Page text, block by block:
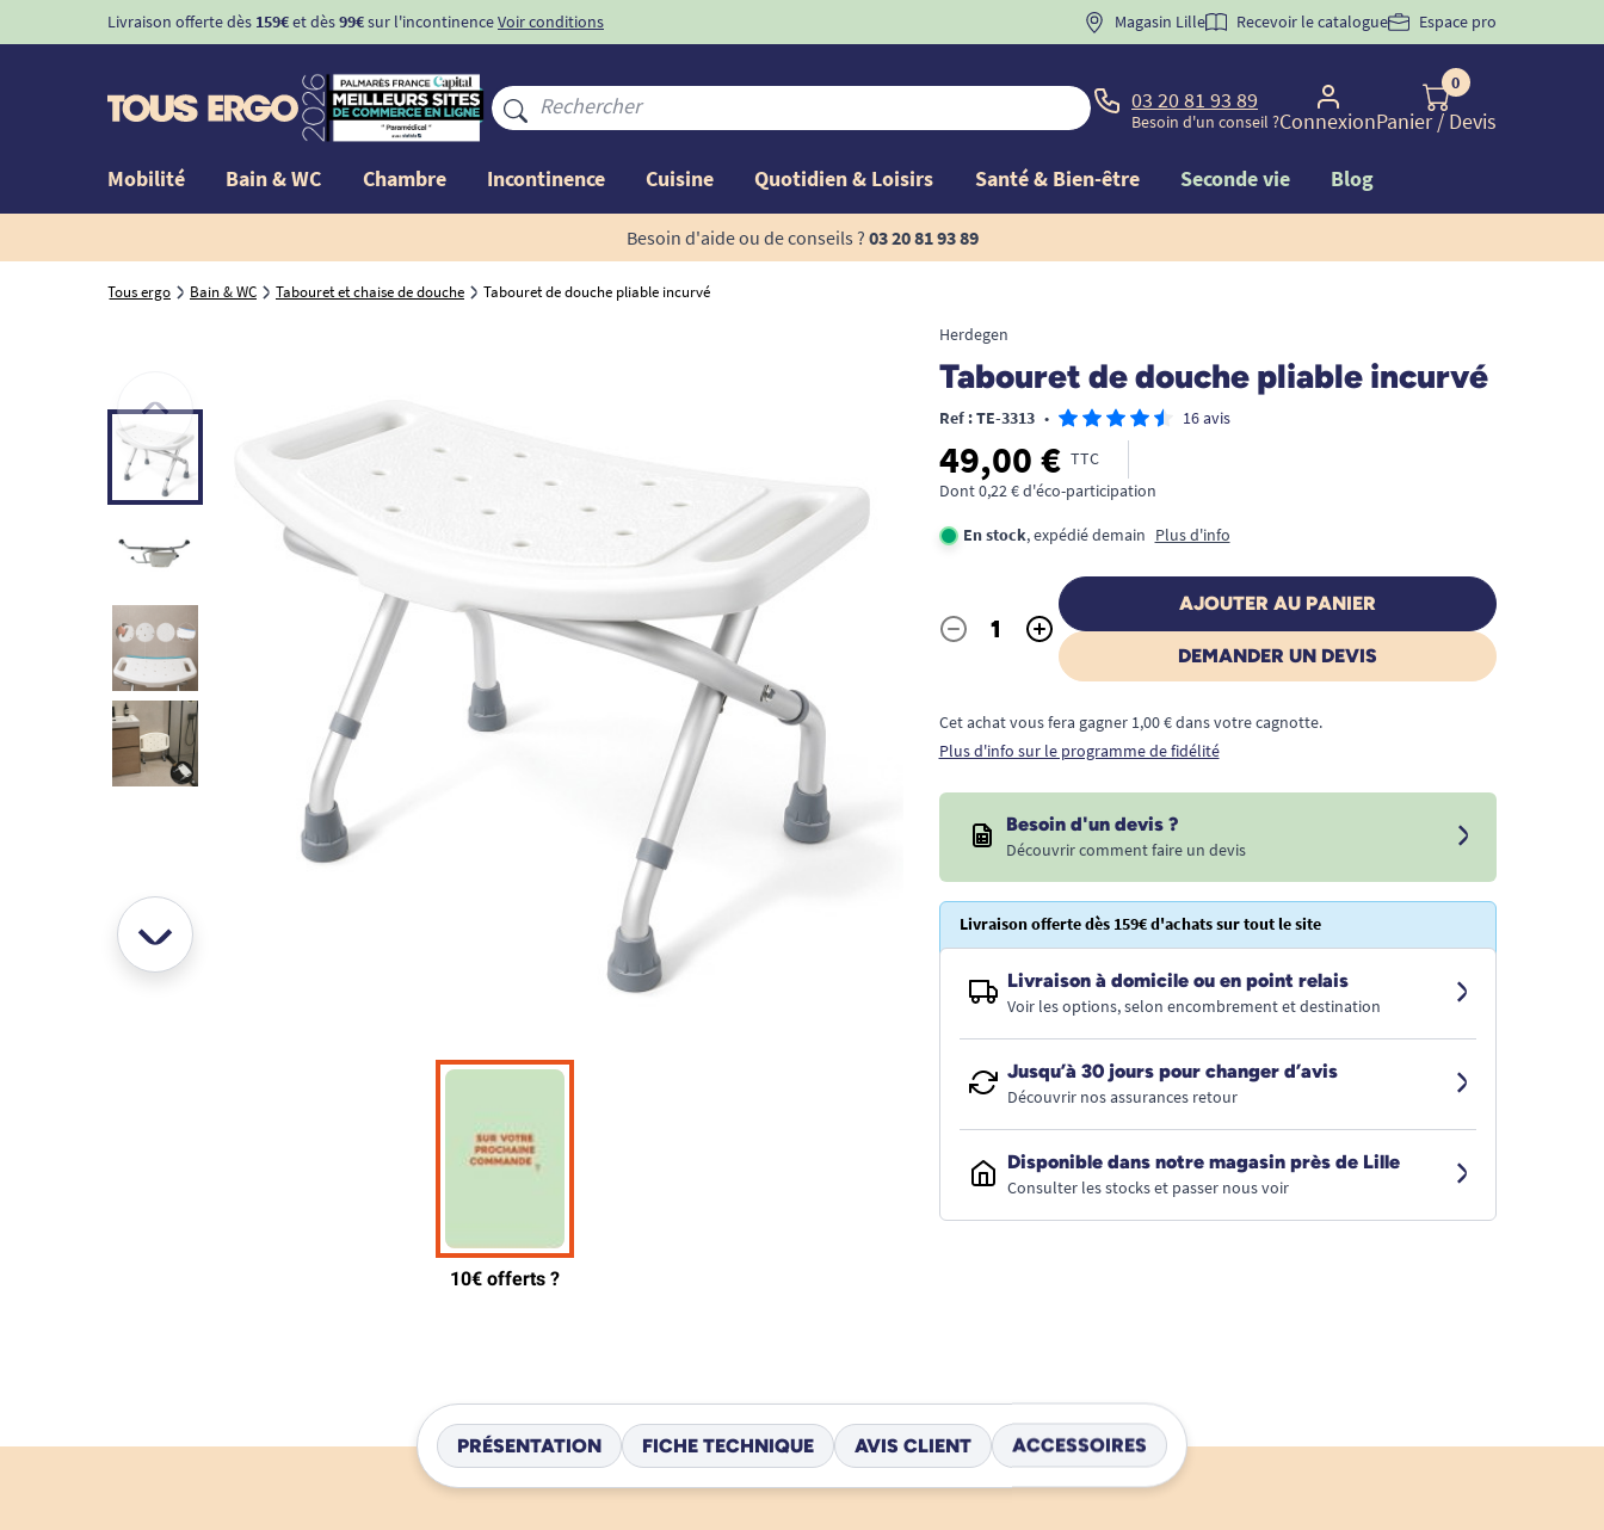
Livraison offerte dès 159€et dès99€sur l'incontinenceVoir conditions BIENVENUE" pourla 1ère commande d'incontinence
Magasin Lille Recevoir le catalogue Espace pro
03 20 81 93 89
Besoin d'un conseil ?Connexion
0
Panier/ Devis
Mobilité Bain & WC Chambre Incontinence Cuisine Quotidien & Loisirs Santé & Bien-être Seconde vie Blog
Besoin d'aide ou de conseils ? 03 20 81 93 89
Tous ergo Bain & WC Tabouret et chaise de douche Tabouret de douche pliable incurvé
Herdegen
Tabouret de douche pliable incurvé
Ref : TE-3313 • 16 avis
49,00 € TTC
Dont 0,22 € d'éco-participation
En stock, expédié demain Plus d'info
Quantité
- +
AJOUTER AU PANIER
DEMANDER UN DEVIS
Cet achat vous fera gagner 1,00 € dans votre cagnotte.
Plus d'info sur le programme de fidélité
Besoin d'un devis ?
Découvrir comment faire un devis
Livraison offerte dès 159€ d'achats sur tout le site
Livraison à domicile ou en point relais
Voir les options, selon encombrement et destination
Jusqu’à 30 jours pour changer d’avis
Découvrir nos assurances retour
Disponible dans notre magasin près de Lille
Consulter les stocks et passer nous voir
PRÉSENTATION FICHE TECHNIQUE AVIS CLIENT ACCESSOIRES